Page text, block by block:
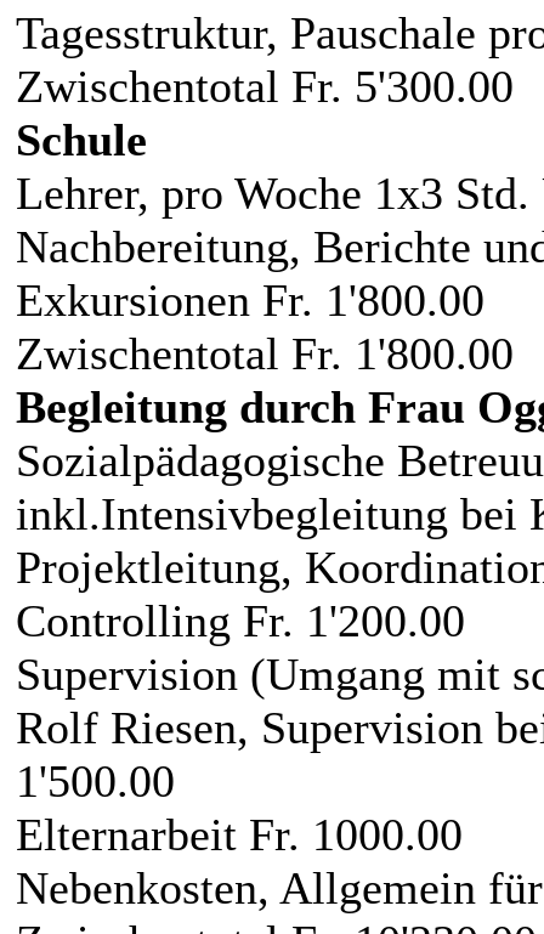
Tagesstruktur, Pauschale
Zwischentotal Fr. 5'300.00
Schule
Lehrer, pro Woche 1x3
Nachbereitung, Berichte
Exkursionen Fr. 1'800.00
Zwischentotal Fr. 1'800.00
Begleitung durch Frau
Sozialpädagogische
inkl.Intensivbegleitung bei
Projektleitung,
Controlling Fr. 1'200.00
Supervision (Umgang mit
Rolf Riesen, Supervision
1'500.00
Elternarbeit Fr. 1000.00
Nebenkosten, Allgemein